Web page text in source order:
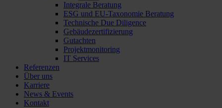
Integrale Beratung
ESG und EU-Taxonomie Beratung
Technische Due Diligence
Gebäudezertifizierung
Gutachten
Projektmonitoring
IT Services
Referenzen
Über uns
Karriere
News & Events
Kontakt